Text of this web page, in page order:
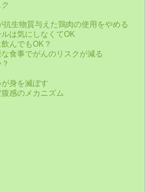
抗生物質与えた鶏肉の使用をやめる
は気にしなくてOK
んでもOK？
食事でがんのリスクが減る
身を滅ぼす
感のメカニズム